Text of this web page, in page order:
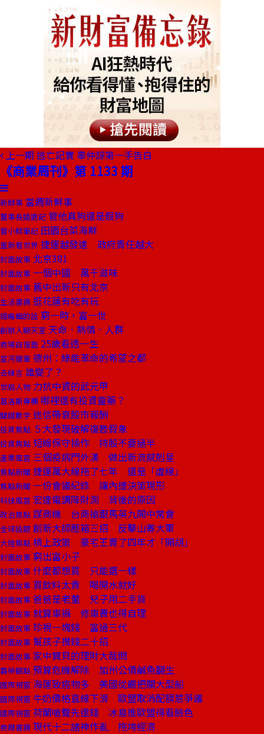
上一期 逃亡記實 辜仲諒第一手告白
《商業周刊》第 1133 期
新鮮事 當週新鮮事
董事長嬉遊記 管他真狗還是假狗
嘗小鮮筆記 田園台菜海鮮
重新看世界 捷運越發達 政府責任越大
封面故事 北京381
封面故事 一個中國 萬千滋味
封面故事 舊中出新只有北京
生活書摘 逛花蓮有吃有玩
總編輯的話 窮一時，富一世
創辦人聊天室 天命．熱情．人群
商場自慢塾 25歲看透一生
星河隨筆 德州：綠能革命的希望之都
去梯言 誰變了？
世局人物 力抗中資的武元甲
葛洛斯專欄 哪裡還有投資靈藥？
關鍵數字 迷信帶衰股市報酬
投資焦點 ５大發現破解復甦假象
投資焦點 短線保守操作 持股不要過半
產業風雲 三個疫病門外漢 做出新流感剋星
焦點新聞 捷運萬大線拖了七年 還是「虛線」
焦點新聞 一份會議紀錄 讓內捷決策現形
科技風雲 宏達電調降財測 背後的原因
政治焦點 謀商機 台商搶跟馬英九開中常會
全球話題 創新大師壓箱三招 反擊山寨大軍
大陸焦點 槓上政策 豪宅王賣了四年才「開胡」
封面故事 窮出富小子
封面故事 什麼都想買 只能選一樣
封面故事 買飲料太貴 喝開水就好
封面故事 爸爸是老董 兒子用二手貨
封面故事 就算車禍 修車費也得自理
封面故事 珍視一塊錢 富過三代
封面故事 幫孩子攢錢二十招
封面故事 家中寶貝的理財大哉問
霸榮觀點 預算危機解除 加州公債鹹魚翻生
國際視窗 海運致癌物多 美國從嚴把關大型船
國際視窗 牛奶價格直線下滑 歐盟取消配額惹爭議
國際視窗 荷蘭嗆聲先還錢 冰島進歐盟得看臉色
商周書摘 現代十二諸神作亂 拖垮經濟